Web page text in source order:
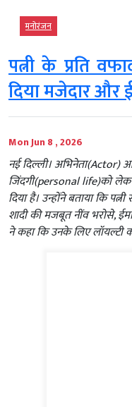
मनोरंजन
पत्नी के प्रति
दिया मजेदार और
Mon Jun 8 , 2026
नई दिल्ली। अभिनेता(Actor)
जिंदगी(personal life)को
दिया है। उन्होंने बताया कि
शादी की मजबूत नींव भरोसे,
ने कहा कि उनके लिए लॉयल्टी